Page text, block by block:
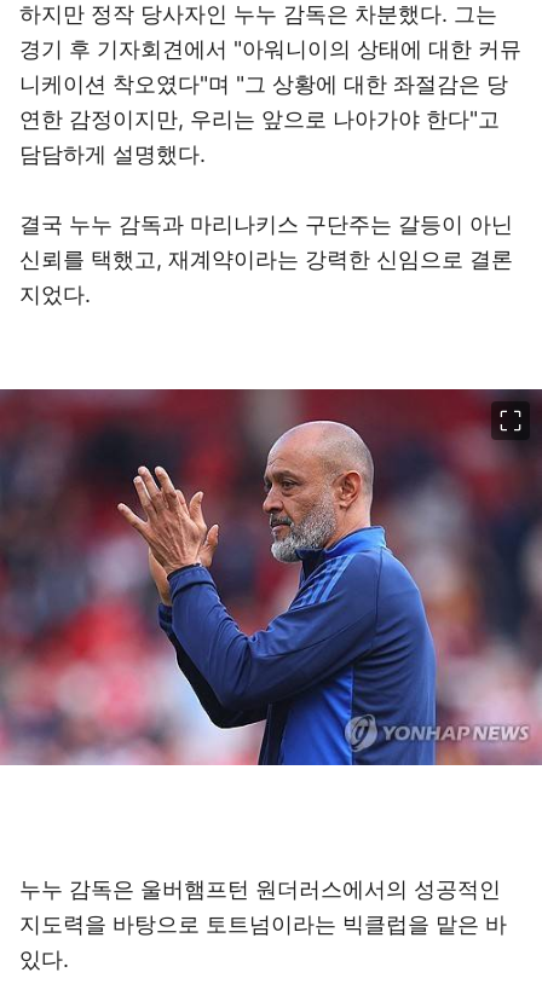
하지만 정작 당사자인 누누 감독은 차분했다. 그는
경기 후 기자회견에서 "아워니이의 상태에 대한 커뮤
니케이션 착오였다"며 "그 상황에 대한 좌절감은 당
연한 감정이지만, 우리는 앞으로 나아가야 한다"고
담담하게 설명했다.
결국 누누 감독과 마리나키스 구단주는 갈등이 아닌
신뢰를 택했고, 재계약이라는 강력한 신임으로 결론
지었다.
누누 감독은 울버햄프턴 원더러스에서의 성공적인
지도력을 바탕으로 토트넘이라는 빅클럽을 맡은 바
있다.